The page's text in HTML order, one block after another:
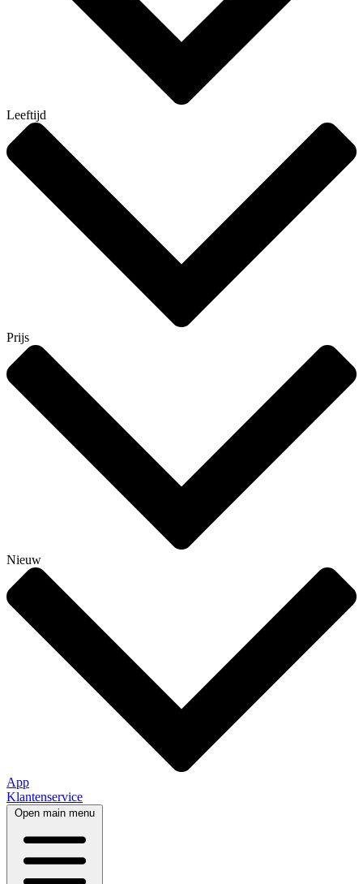
Leeftijd
Prijs
Nieuw
App
Klantenservice
Open main menu